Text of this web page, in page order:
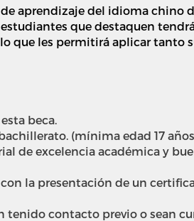
aprendizaje del idioma chino
que destaquen
que les permitirá aplicar tanto
beca.
(mínima edad 17
de excelencia académica y
la presentación de un
tenido contacto previo o sean